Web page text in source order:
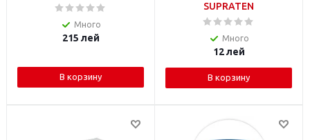
Много
215 лей
В корзину
SUPRATEN
Много
12лей
В корзину